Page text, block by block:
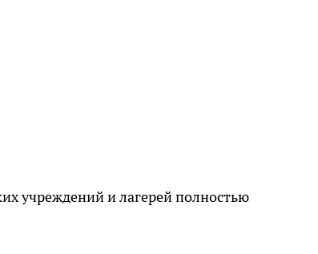
учреждений и лагерей полностью